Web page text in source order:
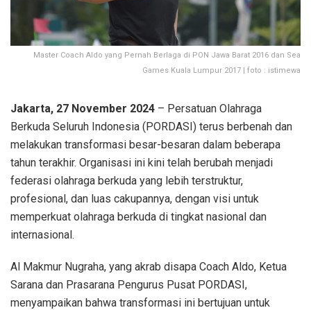
Master Coach Aldo yang Pernah Berlaga di PON Jawa Barat 2016 dan Sea
Games Kuala Lumpur 2017 | foto : istimewa
Jakarta, 27 November 2024 – Persatuan Olahraga
Berkuda Seluruh Indonesia (PORDASI) terus berbenah dan
melakukan transformasi besar-besaran dalam beberapa
tahun terakhir. Organisasi ini kini telah berubah menjadi
federasi olahraga berkuda yang lebih terstruktur,
profesional, dan luas cakupannya, dengan visi untuk
memperkuat olahraga berkuda di tingkat nasional dan
internasional.
Al Makmur Nugraha, yang akrab disapa Coach Aldo, Ketua
Sarana dan Prasarana Pengurus Pusat PORDASI,
menyampaikan bahwa transformasi ini bertujuan untuk